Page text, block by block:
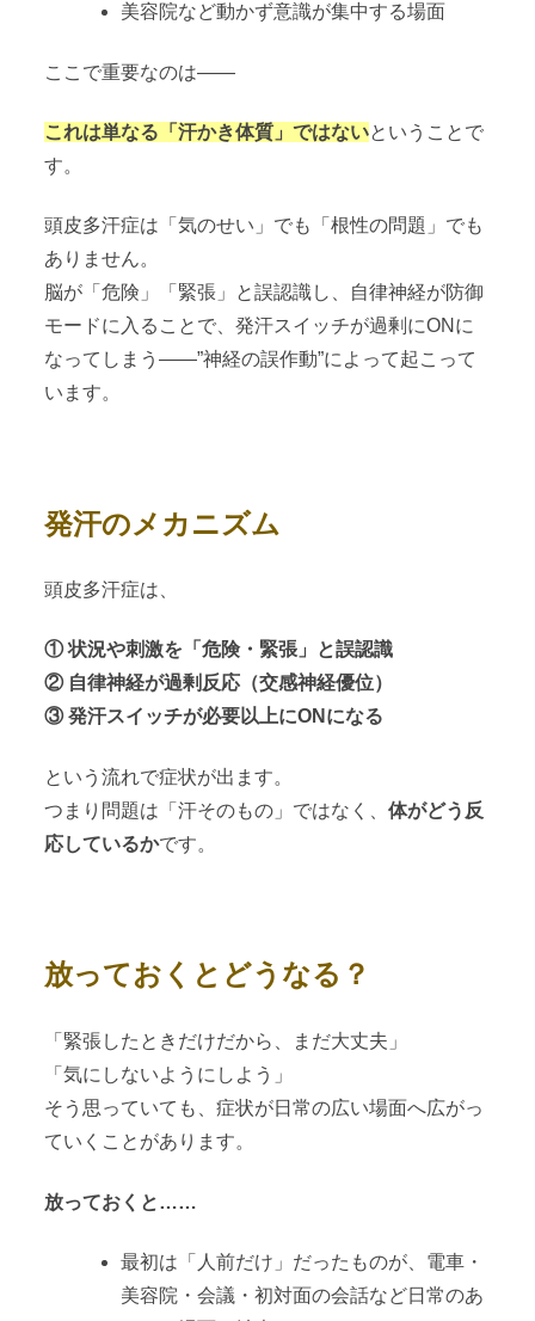
美容院など動かず意識が集中する場面
ここで重要なのは——
これは単なる「汗かき体質」ではないということで
す。
頭皮多汗症は「気のせい」でも「根性の問題」でも
ありません。
脳が「危険」「緊張」と誤認識し、自律神経が防御
モードに入ることで、発汗スイッチが過剰にONに
なってしまう——”神経の誤作動”によって起こって
います。
発汗のメカニズム
頭皮多汗症は、
① 状況や刺激を「危険・緊張」と誤認識
② 自律神経が過剰反応（交感神経優位）
③ 発汗スイッチが必要以上にONになる
という流れで症状が出ます。
つまり問題は「汗そのもの」ではなく、体がどう反
応しているかです。
放っておくとどうなる？
「緊張したときだけだから、まだ大丈夫」
「気にしないようにしよう」
そう思っていても、症状が日常の広い場面へ広がっ
ていくことがあります。
放っておくと……
最初は「人前だけ」だったものが、電車・
美容院・会議・初対面の会話など日常のあ